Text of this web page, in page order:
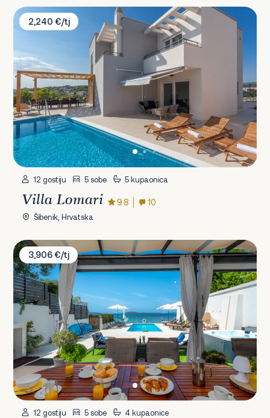
Villa Lomari
2,240 €/tj
12 gostiju 5 sobe 5 kupaonica
Villa Lomari 9.8 10
Šibenik, Hrvatska
Villa Felicita
3,906 €/tj
12 gostiju 5 sobe 4 kupaonice